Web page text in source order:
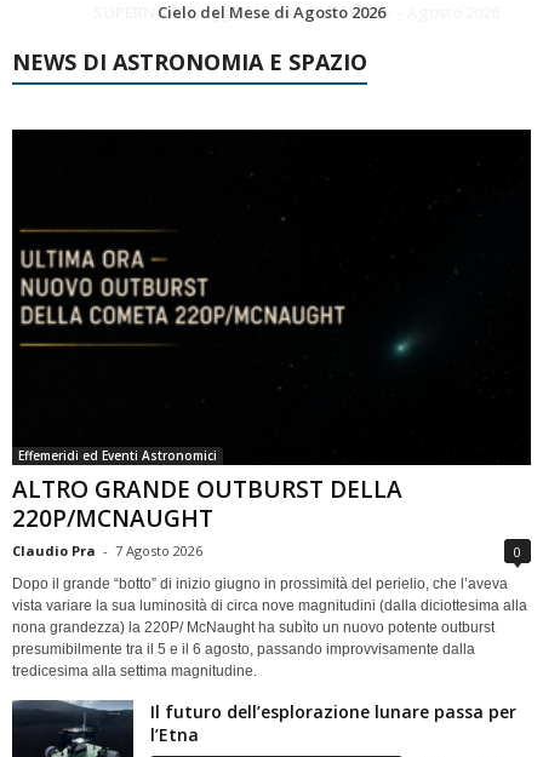
SUPERNOVAE aggiornamenti del mese – Agosto 2026
Le Comete del mese di Agosto: LA 10P/TEMPEL AL PERIELIO
NEWS DI ASTRONOMIA E SPAZIO
Effemeridi ed Eventi Astronomici
ALTRO GRANDE OUTBURST DELLA
220P/MCNAUGHT
Claudio Pra - 7 Agosto 2026 0
Dopo il grande “botto” di inizio giugno in prossimità del perielio, che l’aveva
vista variare la sua luminosità di circa nove magnitudini (dalla diciottesima alla
nona grandezza) la 220P/ McNaught ha subìto un nuovo potente outburst
presumibilmente tra il 5 e il 6 agosto, passando improvvisamente dalla
tredicesima alla settima magnitudine.
Il futuro dell’esplorazione lunare passa per
l’Etna